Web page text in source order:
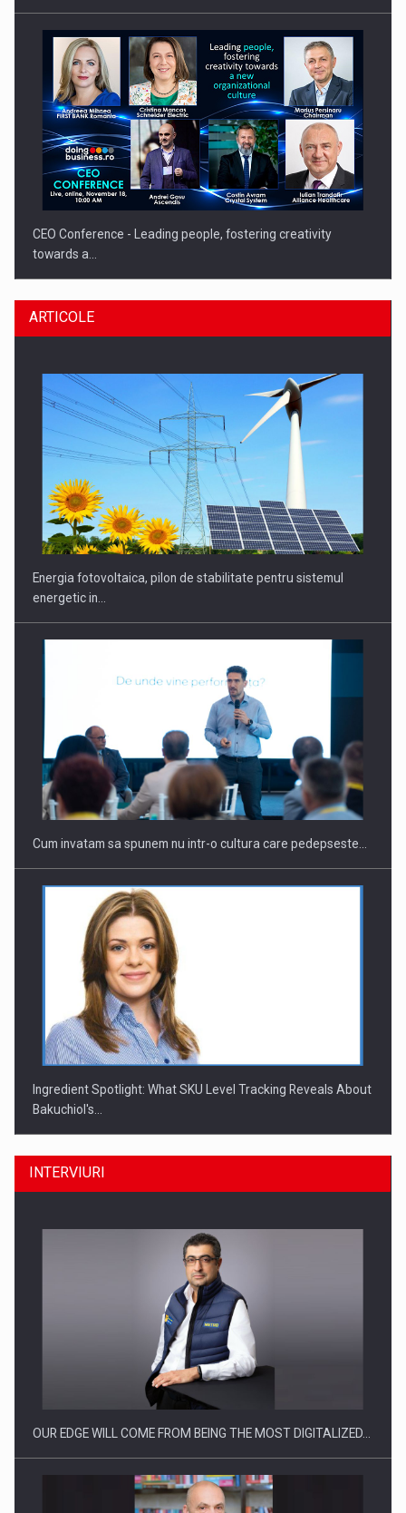
CEO Conference - Leading people, fostering creativity
towards a…
CEO Conference - Shaping The Future - Technology and…
Webinar - Business Evolution-RETHINK STRATEGY-Finantare
Investitii Digitalizare
ARTICOLE
Energia fotovoltaica, pilon de stabilitate pentru sistemul
energetic in…
Cum invatam sa spunem nu intr-o cultura care pedepseste…
Ingredient Spotlight: What SKU Level Tracking Reveals About
Bakuchiol's…
Producatorii si comerciantii care nu se supun noilor
INTERVIURI
OUR EDGE WILL COME FROM BEING THE MOST DIGITALIZED…